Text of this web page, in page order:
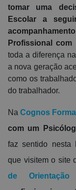
tomar uma
Escolar a
Profissional
toda a diferença
a nova geração
como os
do trabalhador.
NaCognos
com um
faz sentido nesta
que visitem o site
de